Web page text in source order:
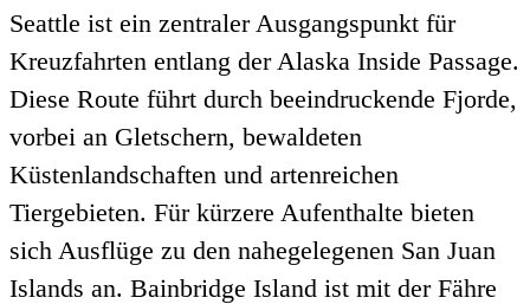
Seattle ist ein zentraler Ausgangspunkt für
Kreuzfahrten entlang der Alaska Inside Passage.
Diese Route führt durch beeindruckende Fjorde,
vorbei an Gletschern, bewaldeten
Küstenlandschaften und artenreichen
Tiergebieten. Für kürzere Aufenthalte bieten
sich Ausflüge zu den nahegelegenen San Juan
Islands an. Bainbridge Island ist mit der Fähre